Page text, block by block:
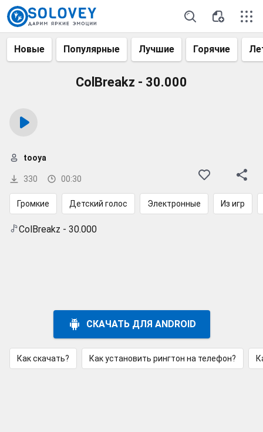
Новые Популярные Лучшие Горячие
ColBreakz - 30.000
330 00:30
tooya
Громкие Детский голос Электронные Из игр
ColBreakz - 30.000
СКАЧАТЬ ДЛЯ ANDROID
Как скачать? Как установить рингтон на телефон?